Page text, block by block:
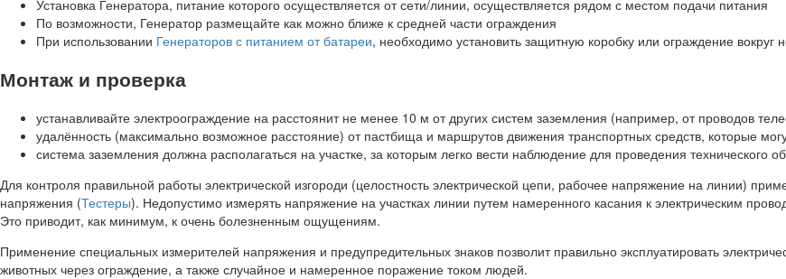
Установка Генератора, питание которого осуществляется от сети/линии, осуществляется рядом с местом подачи питания
По возможности, Генератор размещайте как можно ближе к средней части ограждения
При использовании Генераторов с питанием от батареи, необходимо установить защитную коробку или ограждение вокруг
Монтаж и проверка
устанавливайте электроограждение на расстоянит не менее 10 м от других систем заземления (например, от проводов
удалённость (максимально возможное расстояние) от пастбища и маршрутов движения транспортных средств, которые
система заземления должна располагаться на участке, за которым легко вести наблюдение для проведения технического
Для контроля правильной работы электрической изгороди (целостность электрической цепи, рабочее напряжение на линии)
напряжения (Тестеры). Недопустимо измерять напряжение на участках линии путем намеренного касания к электрическим
Это приводит, как минимум, к очень болезненным ощущениям.
Применение специальных измерителей напряжения и предупредительных знаков позволит правильно эксплуатировать
животных через ограждение, а также случайное и намеренное поражение током людей.